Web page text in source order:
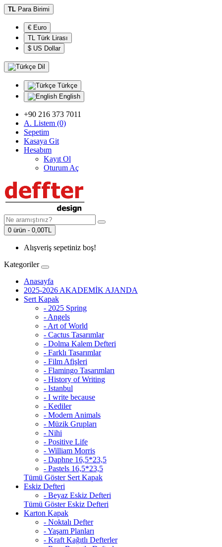
TL Para Birimi
€ Euro
TL Türk Lirası
$ US Dollar
Dil
Türkçe
English
+90 216 373 7011
A. Listem (0)
Sepetim
Kasaya Git
Hesabım
Kayıt Ol
Oturum Aç
0 ürün - 0,00TL
Alışveriş sepetiniz boş!
Kategoriler
Anasayfa
2025-2026 AKADEMİK AJANDA
Sert Kapak
- 2025 Spring
- Angels
- Art of World
- Cactus Tasarımlar
- Dolma Kalem Defteri
- Farklı Tasarımlar
- Film Afişleri
- Flamingo Tasarımları
- History of Writing
- Istanbul
- I write because
- Kediler
- Modern Animals
- Müzik Grupları
- Nihi
- Positive Life
- William Morris
- Daphne 16,5*23,5
- Pastels 16,5*23,5
Tümü Göster Sert Kapak
Eskiz Defteri
- Beyaz Eskiz Defteri
Tümü Göster Eskiz Defteri
Karton Kapak
- Noktalı Defter
- Yaşam Planları
- Kraft Kağıtlı Defterler